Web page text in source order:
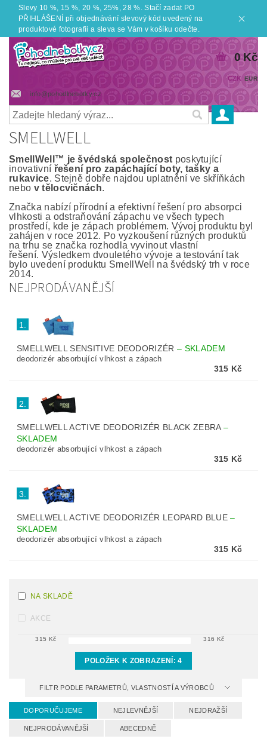
Slevy 10 %, 15 %, 20 %, 25%, 28 %. Stačí zadat PO
PŘIHLÁŠENÍ při objednávání slevový kód uvedený na
produktové fotografii a sleva se Vám v košíku odečte.
info@pohodlnebotky.cz
CZK EUR
0 Kč
SMELLWELL
SmellWell™ je švédská společnost poskytující
inovativní řešení pro zapáchající boty, tašky a
rukavice. Stejně dobře najdou uplatnění ve skříňkách
nebo v tělocvičnách.
Značka nabízí přírodní a efektivní řešení pro absorpci
vlhkosti a odstraňování zápachu ve všech typech
prostředí, kde je zápach problémem. Vývoj produktu byl
zahájen v roce 2012. Po vyzkoušení různých produktů
na trhu se značka rozhodla vyvinout vlastní
řešení. Výsledkem dvouletého vývoje a testování tak
bylo uvedení produktu SmellWell na švédský trh v roce
2014.
NEJPRODÁVANĚJŠÍ
1.
SMELLWELL SENSITIVE DEODORIZÉR– SKLADEM
deodorizér absorbující vlhkost a zápach
315 Kč
2.
SMELLWELL ACTIVE DEODORIZÉR BLACK ZEBRA–
SKLADEM
deodorizér absorbující vlhkost a zápach
315 Kč
3.
SMELLWELL ACTIVE DEODORIZÉR LEOPARD BLUE–
SKLADEM
deodorizér absorbující vlhkost a zápach
315 Kč
NA SKLADĚ
AKCE
315 Kč 316 Kč
POLOŽEK K ZOBRAZENÍ:4
FILTR PODLE PARAMETRŮ, VLASTNOSTÍ A VÝROBCŮ
DOPORUČUJEME NEJLEVNĚJŠÍ NEJDRAŽŠÍ
NEJPRODÁVANĚJŠÍ ABECEDNĚ